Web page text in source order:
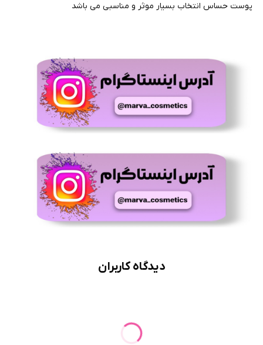
پوست حساس انتخاب بسیار موثر و مناسبی می باشد
دیدگاه کاربران